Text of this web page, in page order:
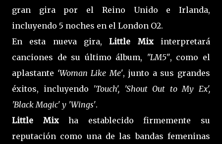
gran gira por el Reino Unido e Irlanda,
incluyendo 5 noches en el London O2.
En esta nueva gira,Little Mixinterpretará
canciones de su último álbum, "LM5", como el
aplastante ‘Woman Like Me', junto a sus grandes
éxitos, incluyendo 'Touch', 'Shout Out to My Ex',
'Black Magic' y 'Wings'.
Little Mixha establecido firmemente su
reputación como una de las bandas femeninas